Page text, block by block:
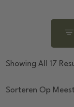
Showing All 17